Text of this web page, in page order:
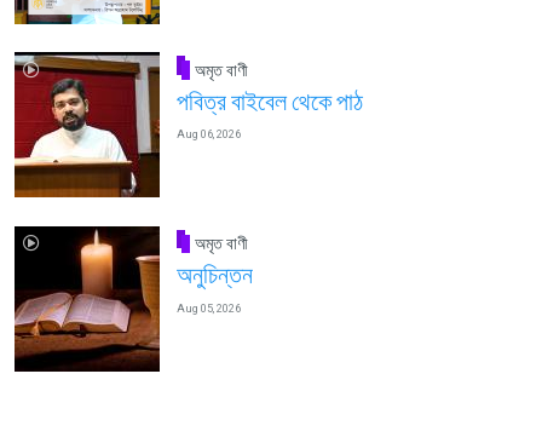
অমৃত বাণী
পবিত্র বাইবেল থেকে পাঠ
Aug 06, 2026
অমৃত বাণী
অনুচিন্তন
Aug 05, 2026